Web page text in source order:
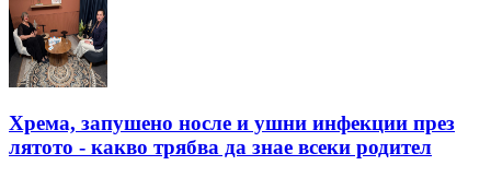
Хрема, запушено носле и ушни инфекции през
лятотo - какво трябва да знае всеки родител